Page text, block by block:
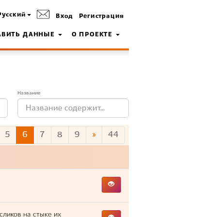
Вход Регистрация
ДАННЫЕ О ПРОЕКТЕ
Название
5 6 7 8 9 » 44
на стыке их